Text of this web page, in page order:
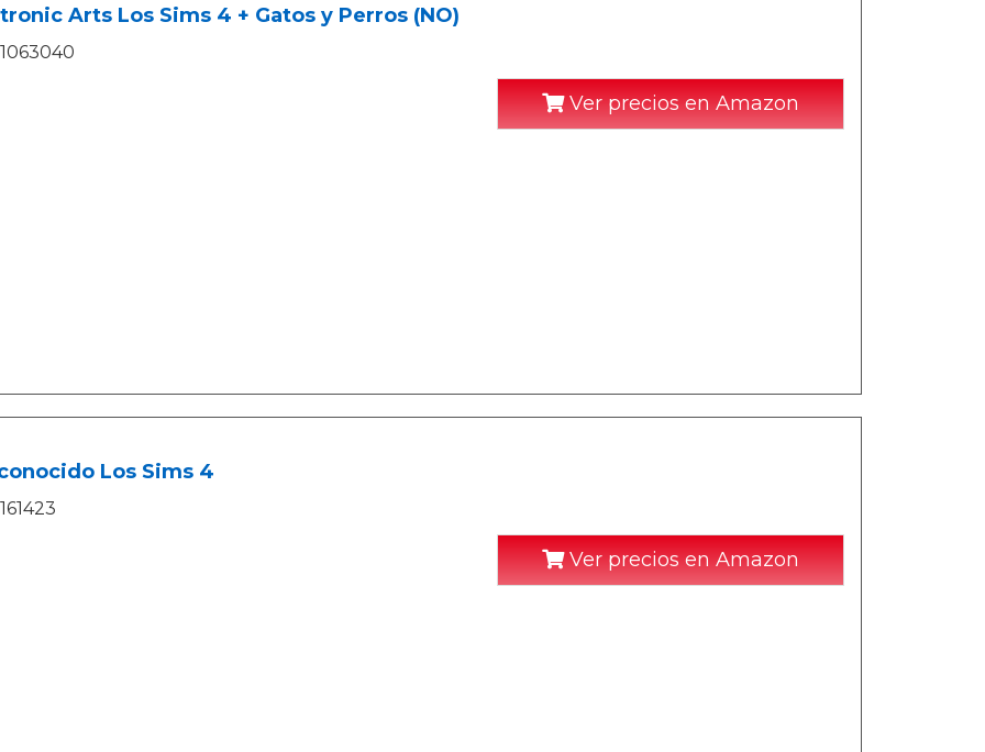
Arts Los Sims 4 + Gatos y Perros (NO)
1063040
Ver precios en Amazon
Los Sims 4
161423
Ver precios en Amazon